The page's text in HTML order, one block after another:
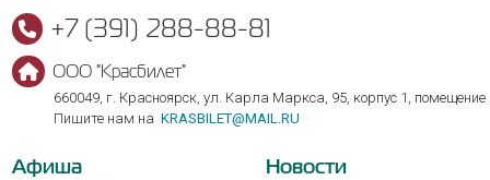
+7 (391) 288-88-81
ООО "Красбилет"
660049, г. Красноярск, ул. Карла Маркса, 95, корпус 1, помещение
Пишите нам на KRASBILET@MAIL.RU
Афиша Новости